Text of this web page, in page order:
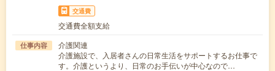
交通費
交通費全額支給
仕事内容
介護関連
介護施設で、入居者さんの日常生活をサポートするお仕事で
す。介護というより、日常のお手伝いが中心なので…